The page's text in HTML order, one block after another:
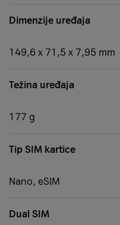
Dimenzije uređaja
149,6 x 71,5 x 7,95 mm
Težina uređaja
177 g
Tip SIM kartice
Nano, eSIM
Dual SIM